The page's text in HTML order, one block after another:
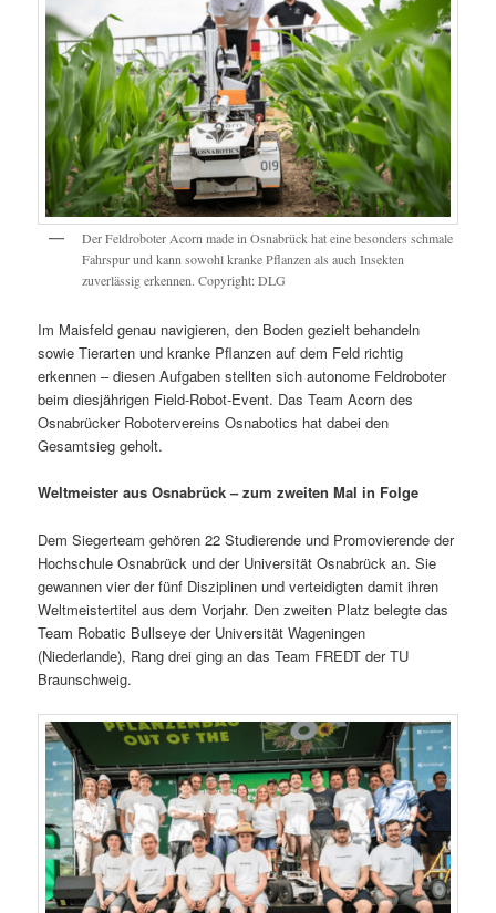
Der Feldroboter Acorn made in Osnabrück hat eine besonders schmale
Fahrspur und kann sowohl kranke Pflanzen als auch Insekten
zuverlässig erkennen. Copyright: DLG
Im Maisfeld genau navigieren, den Boden gezielt behandeln
sowie Tierarten und kranke Pflanzen auf dem Feld richtig
erkennen – diesen Aufgaben stellten sich autonome Feldroboter
beim diesjährigen Field-Robot-Event. Das Team Acorn des
Osnabrücker Robotervereins Osnabotics hat dabei den
Gesamtsieg geholt.
Weltmeister aus Osnabrück – zum zweiten Mal in Folge
Dem Siegerteam gehören 22 Studierende und Promovierende der
Hochschule Osnabrück und der Universität Osnabrück an. Sie
gewannen vier der fünf Disziplinen und verteidigten damit ihren
Weltmeistertitel aus dem Vorjahr. Den zweiten Platz belegte das
Team Robatic Bullseye der Universität Wageningen
(Niederlande), Rang drei ging an das Team FREDT der TU
Braunschweig.